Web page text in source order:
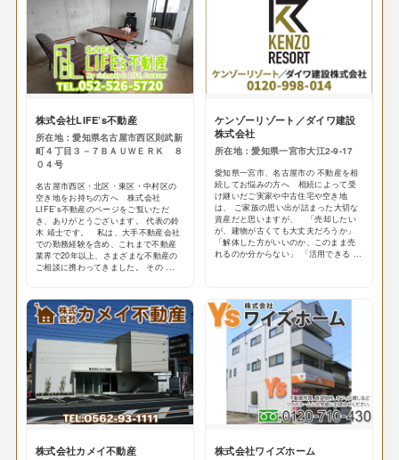
株式会社LIFE’s不動産
所在地：愛知県名古屋市西区則武新
町４丁目３－７ＢＡＵＷＥＲＫ ８
０４号
名古屋市西区・北区・東区・中村区の
空き地をお持ちの方へ 株式会社
LIFE’s不動産のページをご覧いただ
き、ありがとうございます。 代表の鈴
木 靖士です。 私は、大手不動産会社
での勤務経験を含め、これまで不動産
業界で20年以上、さまざまな不動産の
ご相談に携わってきました。 その ...
ケンゾーリゾート／ダイワ建設
株式会社
所在地：愛知県一宮市大江2-9-17
愛知県一宮市、名古屋市の 不動産を相
続してお悩みの方へ 相続によって受
け継いだご実家や中古住宅や空き地
は、 ご家族の思い出が詰まった大切な
資産だと思いますが、 「売却したい
が、建物が古くても大丈夫だろうか」
「解体した方がいいのか、このまま売
れるのか分からない」 「活用できる ...
株式会社カメイ不動産 株式会社ワイズホーム